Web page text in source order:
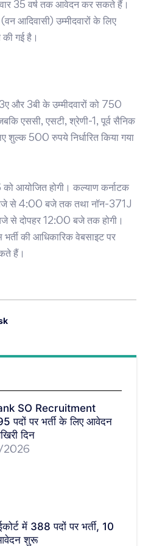
35 वर्ष तक आवेदन कर सकते हैं।
आदिवासी) उम्मीदवारों के लिए
गई है।
3ए और 3बी के उम्मीदवारों को 750
एससी, एसटी, श्रेणी-1, पूर्व सैनिक
शुल्क 500 रुपये निर्धारित किया गया
आयोजित होगी। कल्याण कर्नाटक
बजे से 4:00 बजे तक तथा नॉन-371J
से दोपहर 12:00 बजे तक होगी।
भर्ती की आधिकारिक वेबसाइट पर
हैं।
SO Recruitment
पदों पर भर्ती के लिए आवेदन
दिन
2026
में 388 पदों पर भर्ती, 10
शुरू